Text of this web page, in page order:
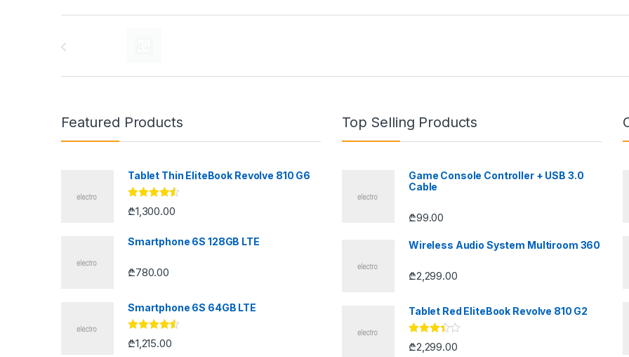
Featured Products
Tablet Thin EliteBook Revolve 810 G6
შეფასება
4.33, 5-
₾1,300.00
Smartphone 6S 128GB LTE
₾780.00
Smartphone 6S 64GB LTE
შეფასება
4.33, 5-
₾1,215.00
Top Selling Products
Game Console Controller + USB 3.0
Cable
₾99.00
Wireless Audio System Multiroom 360
₾2,299.00
Tablet Red EliteBook Revolve 810 G2
შეფასე
ბა3.33,
₾2,299.00